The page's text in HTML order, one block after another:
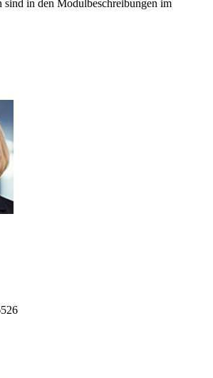
sind in den Modulbeschreibungen im